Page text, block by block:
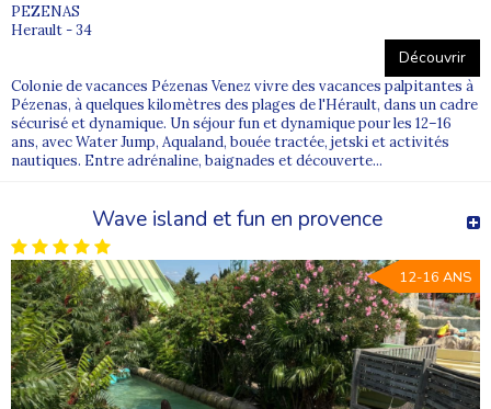
PEZENAS
Herault - 34
Découvrir
Colonie de vacances Pézenas Venez vivre des vacances palpitantes à
Pézenas, à quelques kilomètres des plages de l'Hérault, dans un cadre
sécurisé et dynamique. Un séjour fun et dynamique pour les 12–16
ans, avec Water Jump, Aqualand, bouée tractée, jetski et activités
nautiques. Entre adrénaline, baignades et découverte...
Wave island et fun en provence
12-16 ANS